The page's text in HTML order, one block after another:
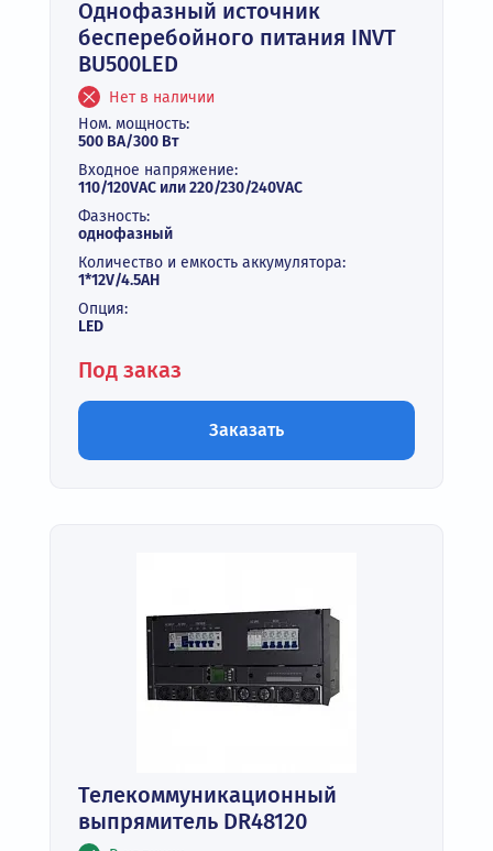
Однофазный источник
бесперебойного питания INVT
BU500LED
Нет в наличии
Ном. мощность:
500 ВА/300 Вт
Входное напряжение:
110/120VAC или 220/230/240VAC
Фазность:
однофазный
Количество и емкость аккумулятора:
1*12V/4.5AH
Опция:
LED
Под заказ
Заказать
Телекоммуникационный
выпрямитель DR48120